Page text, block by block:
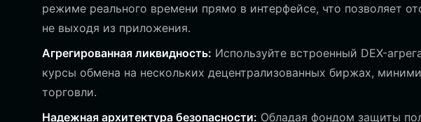
режиме реального времени прямо в интерфейсе, что позволяет
не выходя из приложения.
Агрегированная ликвидность: Используйте встроенный DEX-
курсы обмена на нескольких децентрализованных биржах,
торговли.
Надежная архитектура безопасности: Обладая фондом защиты